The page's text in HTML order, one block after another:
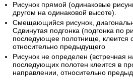
Рисунок прямой (одинаковые
другом на одинаковой высоте).
Смещающийся рисунок,
Сдвинутая подгонка (подгонка по
последующее полотнище, клеится
относительно предыдущего
Рисунок не определен (встречная
последующих полотен клеится в
направлении, относительно